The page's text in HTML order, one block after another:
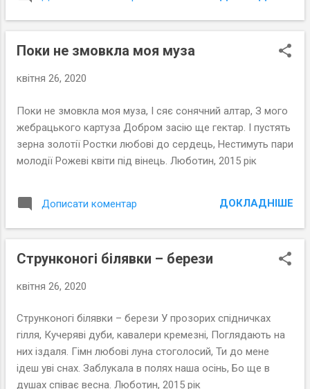
Поки не змовкла моя муза
квітня 26, 2020
Поки не змовкла моя муза, І сяє сонячний алтар, З мого
жебрацького картуза Добром засію ще гектар. І пустять
зерна золотії Ростки любові до сердець, Нестимуть пари
молодії Рожеві квіти під вінець. Люботин, 2015 рік
Дописати коментар ДОКЛАДНІШЕ
Струнконогі білявки – берези
квітня 26, 2020
Струнконогі білявки – берези У прозорих спідничках
гілля, Кучеряві дуби, кавалери кремезні, Поглядають на
них іздаля. Гімн любові луна стоголосий, Ти до мене
ідеш уві снах. Заблукала в полях наша осінь, Бо ще в
душах співає весна. Люботин, 2015 рік